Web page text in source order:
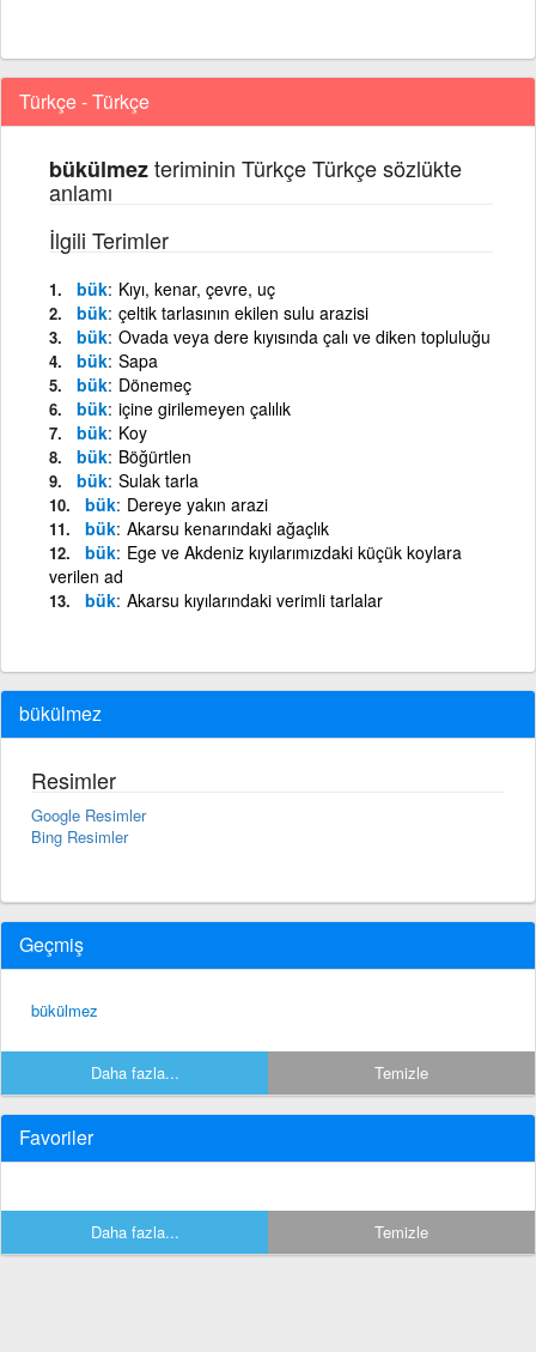
Türkçe - Türkçe
bükülmezteriminin Türkçe Türkçe sözlükte
anlamı
İlgili Terimler
bük Kıyı, kenar, çevre, uç
bük çeltik tarlasının ekilen sulu arazisi
bük Ovada veya dere kıyısında çalı ve diken topluluğu
bük Sapa
bük Dönemeç
bük içine girilemeyen çalılık
bük Koy
bük Böğürtlen
bük Sulak tarla
bük Dereye yakın arazi
bük Akarsu kenarındaki ağaçlık
bük Ege ve Akdeniz kıyılarımızdaki küçük koylara
verilen ad
bük Akarsu kıyılarındaki verimli tarlalar
bükülmez
Resimler
Google Resimler
Bing Resimler
Geçmiş
bükülmez
Daha fazla... Temizle
Favoriler
Daha fazla... Temizle